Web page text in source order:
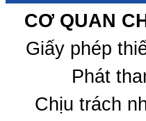
CƠ QUAN
Giấy phép
Phát
Chịu trách